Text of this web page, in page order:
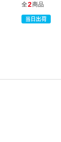
全2商品